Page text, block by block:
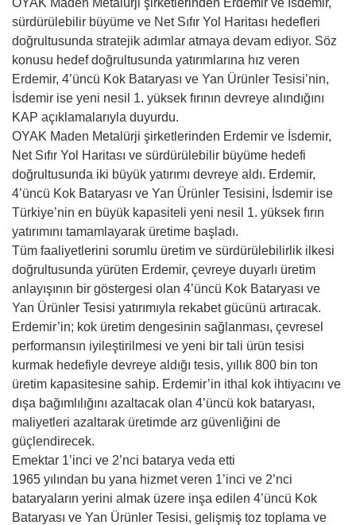
sürdürülebilir büyüme ve Net Sıfır Yol Haritası hedefleri
doğrultusunda stratejik adımlar atmaya devam ediyor. Söz
konusu hedef doğrultusunda yatırımlarına hız veren
Erdemir, 4’üncü Kok Bataryası ve Yan Ürünler Tesisi’nin,
İsdemir ise yeni nesil 1. yüksek fırının devreye alındığını
KAP açıklamalarıyla duyurdu.
OYAK Maden Metalürji şirketlerinden Erdemir ve İsdemir,
Net Sıfır Yol Haritası ve sürdürülebilir büyüme hedefi
doğrultusunda iki büyük yatırımı devreye aldı. Erdemir,
4’üncü Kok Bataryası ve Yan Ürünler Tesisini, İsdemir ise
Türkiye’nin en büyük kapasiteli yeni nesil 1. yüksek fırın
yatırımını tamamlayarak üretime başladı.
Tüm faaliyetlerini sorumlu üretim ve sürdürülebilirlik ilkesi
doğrultusunda yürüten Erdemir, çevreye duyarlı üretim
anlayışının bir göstergesi olan 4’üncü Kok Bataryası ve
Yan Ürünler Tesisi yatırımıyla rekabet gücünü artıracak.
Erdemir’in; kok üretim dengesinin sağlanması, çevresel
performansın iyileştirilmesi ve yeni bir tali ürün tesisi
kurmak hedefiyle devreye aldığı tesis, yıllık 800 bin ton
üretim kapasitesine sahip. Erdemir’in ithal kok ihtiyacını ve
dışa bağımlılığını azaltacak olan 4’üncü kok bataryası,
maliyetleri azaltarak üretimde arz güvenliğini de
güçlendirecek.
Emektar 1’inci ve 2’nci batarya veda etti
1965 yılından bu yana hizmet veren 1’inci ve 2’nci
bataryaların yerini almak üzere inşa edilen 4’üncü Kok
Bataryası ve Yan Ürünler Tesisi, gelişmiş toz toplama ve